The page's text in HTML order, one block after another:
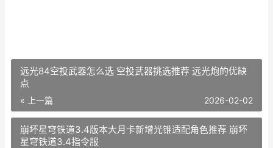
远光84空投武器怎么选 空投武器挑选推荐 远光炮的优缺
点
« 上一篇 2026-02-02
崩坏星穹铁道3.4版本大月卡新增光锥适配角色推荐 崩坏
星穹铁道3.4指令服